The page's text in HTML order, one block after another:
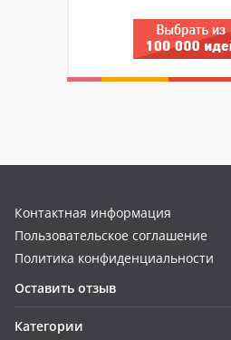
Контактная информация
Пользовательское соглашение
Политика конфиденциальности
Оставить отзыв
Категории